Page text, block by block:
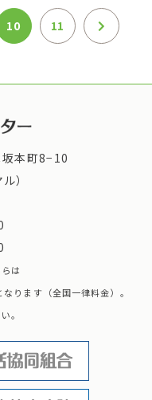
10 11
本町8−10
）
は
ります（全国一律料金）。
。